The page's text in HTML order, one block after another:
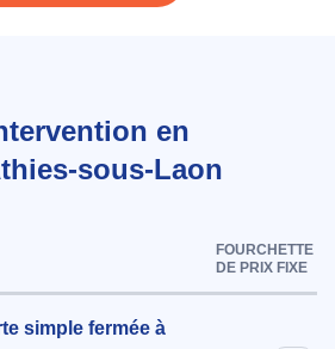
en
sous-Laon
FOURCHETTE
DE PRIX FIXE
simple fermée à